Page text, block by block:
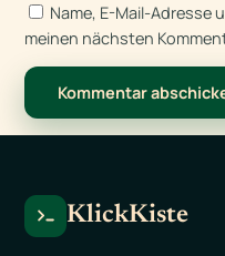
Name, E-Mail-Adresse
meinen nächsten
KlickKiste